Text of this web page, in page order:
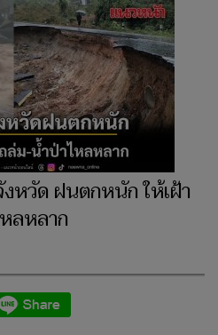
หวัด ฝนตกหนัก ให้เฝ้า
ลหลาก